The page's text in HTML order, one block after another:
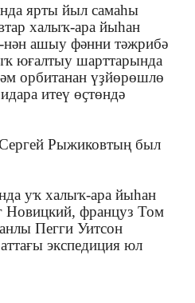
ярты йыл самаһы
халыҡ-ара йыһан
ашыу фәнни тәжрибә
юғалтыу шарттарында
орбитанан үҙйөрөшлө
итеү өҫтөндә
Рыжиковтың был
уҡ халыҡ-ара йыһан
Новицкий, француз Том
Пегги Уитсон
экспедиция юл